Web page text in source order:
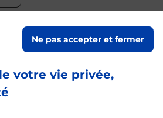
votre vie privée,
Ne pas accepter et fermer
de téléassistance à l’intérieur
votre domicile ? Découvrez